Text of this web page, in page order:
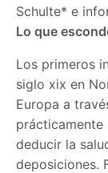
Schulte* e
Lo que
Los primeros
siglo xix en
Europa a
deducir la
deposiciones.